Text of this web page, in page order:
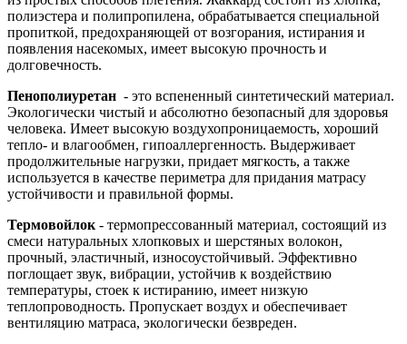
полиэстера и полипропилена, обрабатывается специальной
пропиткой, предохраняющей от возгорания, истирания и
появления насекомых, имеет высокую прочность и
долговечность.
Пенополиуретан - это вспененный синтетический материал.
Экологически чистый и абсолютно безопасный для здоровья
человека. Имеет высокую воздухопроницаемость, хороший
тепло- и влагообмен, гипоаллергенность. Выдерживает
продолжительные нагрузки, придает мягкость, а также
используется в качестве периметра для придания матрасу
устойчивости и правильной формы.
Термовойлок - термопрессованный материал, состоящий из
смеси натуральных хлопковых и шерстяных волокон,
прочный, эластичный, износоустойчивый. Эффективно
поглощает звук, вибрации, устойчив к воздействию
температуры, стоек к истиранию, имеет низкую
теплопроводность. Пропускает воздух и обеспечивает
вентиляцию матраса, экологически безвреден.